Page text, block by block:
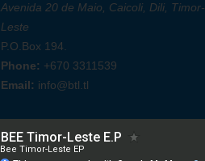
Avenida 20 de Maio, Caicoli, Dili, Timor-
Leste
P.O.Box 194.
Phone: +670 3311539
Email: info@btl.tl